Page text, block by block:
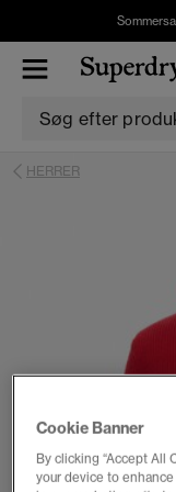
HERRER
Cookie Banner
By clicking “Accept All
your device to